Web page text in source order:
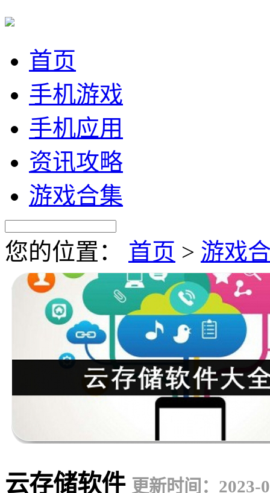
首页
手机游戏
手机应用
资讯攻略
游戏合集
您的位置： 首页 > 游戏
云存储软件 更新时间：2023-